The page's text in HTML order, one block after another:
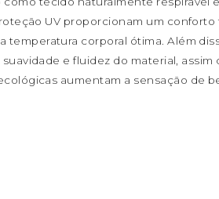
UV proporcionam um conforto
temperatura corporal ótima. Além
e fluidez do material, assim
aumentam a sensação de